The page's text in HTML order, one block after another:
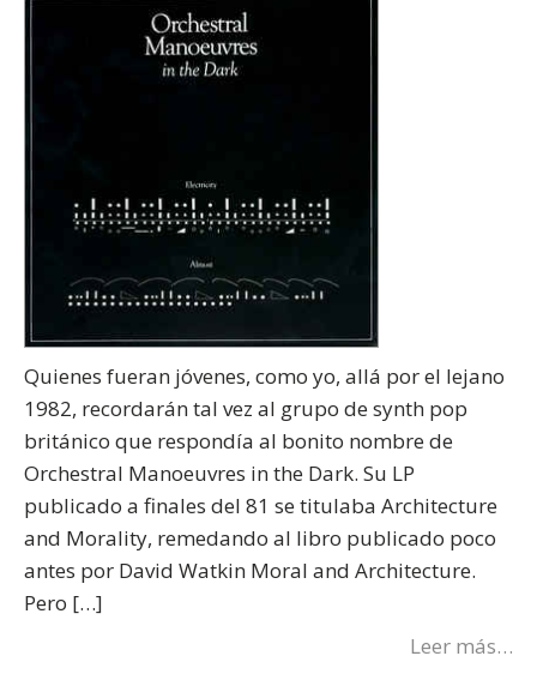
Quienes fueran jóvenes, como yo, allá por el lejano
1982, recordarán tal vez al grupo de synth pop
británico que respondía al bonito nombre de
Orchestral Manoeuvres in the Dark. Su LP
publicado a finales del 81 se titulaba Architecture
and Morality, remedando al libro publicado poco
antes por David Watkin Moral and Architecture.
Pero […]
Leer más…